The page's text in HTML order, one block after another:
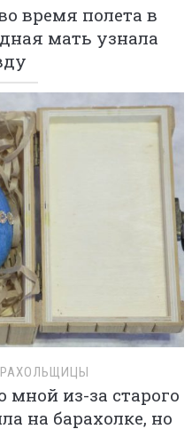
время полета в
мать узнала
из-за старого
на барахолке, но